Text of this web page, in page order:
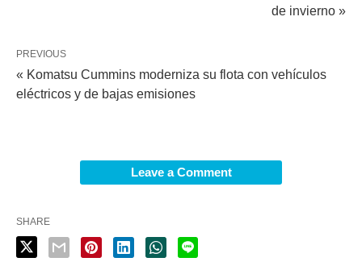
de invierno »
PREVIOUS
« Komatsu Cummins moderniza su flota con vehículos
eléctricos y de bajas emisiones
Leave a Comment
SHARE